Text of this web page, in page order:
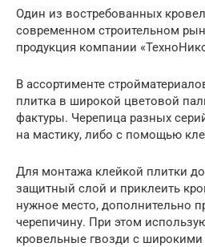
Один из востребованных
современном строительном
продукция компании
В ассортименте
плитка в широкой цветовой
фактуры. Черепица разных
на мастику, либо с помощью
Для монтажа клейкой плитки
защитный слой и приклеить
нужное место, дополнительно
черепичину. При этом
кровельные гвозди с